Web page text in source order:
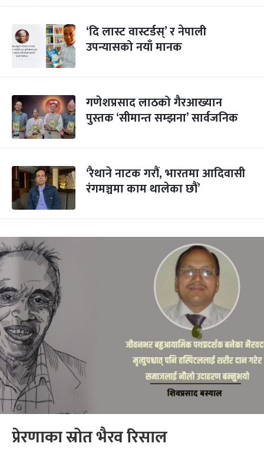
‘दि लास्ट वास्टर्डस्’ र नेपाली
उपन्यासको नयाँ मानक
गणेशप्रसाद लाठको गैरआख्यान
पुस्तक ‘सीमान्त सम्झना’ सार्वजनिक
‘रैथाने नाटक गरौं, भारतमा आदिवासी
रंगमञ्चमा काम थालेका छौं’
प्रेरणाका स्रोत भैरव रिसाल